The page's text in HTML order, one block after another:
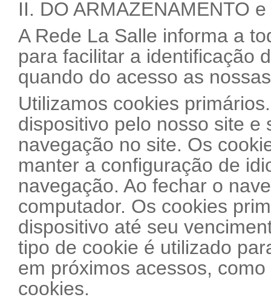
II. DO ARMAZENAMENTO
A Rede La Salle informa a
para facilitar a identificação
quando do acesso as
Utilizamos cookies
dispositivo pelo nosso site
navegação no site. Os
manter a configuração de
navegação. Ao fechar o
computador. Os cookies
dispositivo até seu
tipo de cookie é utilizado
em próximos acessos,
cookies.